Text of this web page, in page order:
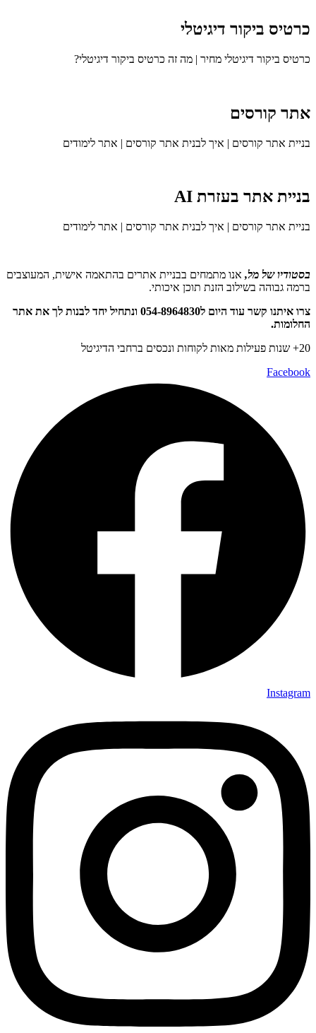
כרטיס ביקור דיגיטלי
כרטיס ביקור דיגיטלי מחיר | מה זה כרטיס ביקור דיגיטלי?
אתר קורסים
בניית אתר קורסים | איך לבנית אתר קורסים | אתר לימודים
בניית אתר בעזרת AI
בניית אתר קורסים | איך לבנית אתר קורסים | אתר לימודים
בסטודיו של מל, אנו מתמחים בבניית אתרים בהתאמה אישית, המעוצבים
ברמה גבוהה בשילוב הזנת תוכן איכותי.
צרו איתנו קשר עוד היום ל054-8964830 ונתחיל יחד לבנות לך את אתר
החלומות.
20+ שנות פעילות מאות לקוחות ונכסים ברחבי הדיגיטל
Facebook
Instagram